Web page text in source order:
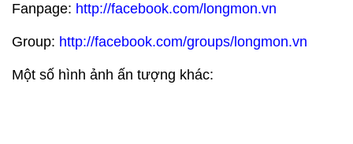
Fanpage: http://facebook.com/longmon.vn
Group: http://facebook.com/groups/longmon.vn
Một số hình ảnh ấn tượng khác: